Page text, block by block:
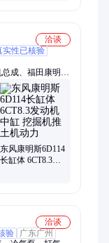
洽谈
实性已核验
成、福田康明斯
系列发动机、康
东风康明斯6D114
长缸体 6CT8.3发
洽谈
验
广东广州